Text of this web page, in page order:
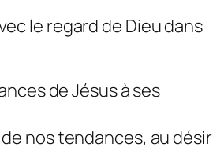
le regard de Dieu dans
de Jésus à ses
nos tendances, au désir